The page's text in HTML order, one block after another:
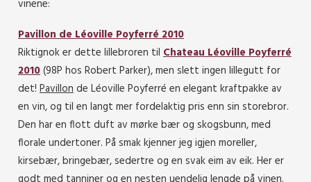
vinene:
Pavillon de Léoville Poyferré 2010
Riktignok er dette lillebroren til ChateauLéoville Poyferré
2010(98P hos Robert Parker), men slett ingen lillegutt for
det! Pavillonde Léoville Poyferré en elegant kraftpakke av
en vin, og til en langt mer fordelaktig pris enn sin storebror.
Den har en flott duft av mørke bær og skogsbunn, med
florale undertoner. På smak kjenner jeg igjen moreller,
kirsebær, bringebær, sedertre og en svak eim av eik. Her er